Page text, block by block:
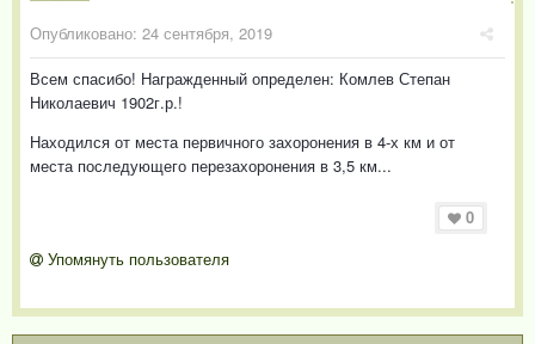
Опубликовано: 24 сентября, 2019
Всем спасибо! Награжденный определен: Комлев Степан
Николаевич 1902г.р.!
Находился от места первичного захоронения в 4-х км и от
места последующего перезахоронения в 3,5 км...
0
Упомянуть пользователя